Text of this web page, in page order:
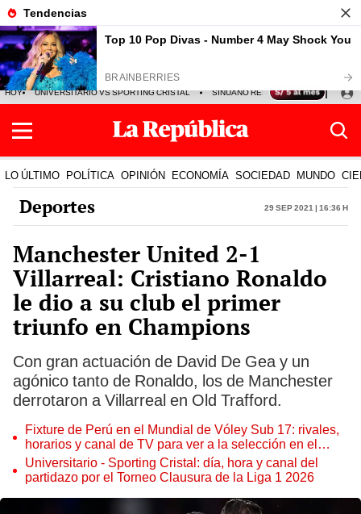
HOY UNIVERSITARIO VS SPORTING CRISTAL SINUANO RESULTADOS HOY
LO ÚLTIMO POLÍTICA OPINIÓN ECONOMÍA SOCIEDAD MUNDO
Deportes 29 Sep 2021 | 16:36 h
Manchester United 2-1
Villarreal: Cristiano Ronaldo
le dio a su club el primer
triunfo en Champions
Con gran actuación de David De Gea y un
agónico tanto de Ronaldo, los de Manchester
derrotaron a Villarreal en Old Trafford.
Fixture de Perú en el Mundial de Vóley Sub 17: rivales,
horarios y canal de TV para ver a la selección en el
torneo
Universitario - Sporting Cristal: día, hora y canal del
partidazo por el Torneo Clausura de la Liga 1 2026